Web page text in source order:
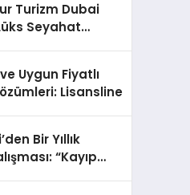
Turizm Dubai
Seyahat
Uygun Fiyatlı
Lisansline
Bir Yıllık
“Kayıp